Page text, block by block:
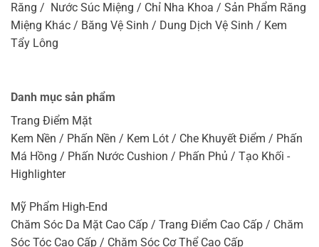
Răng / Nước Súc Miệng / Chỉ Nha Khoa / Sản Phẩm Răng
Miệng Khác / Băng Vệ Sinh / Dung Dịch Vệ Sinh / Kem
Tẩy Lông
Danh mục sản phẩm
Trang Điểm Mặt
Kem Nền / Phấn Nền / Kem Lót / Che Khuyết Điểm / Phấn
Má Hồng / Phấn Nước Cushion / Phấn Phủ / Tạo Khối -
Highlighter
Mỹ Phẩm High-End
Chăm Sóc Da Mặt Cao Cấp / Trang Điểm Cao Cấp / Chăm
Sóc Tóc Cao Cấp / Chăm Sóc Cơ Thể Cao Cấp